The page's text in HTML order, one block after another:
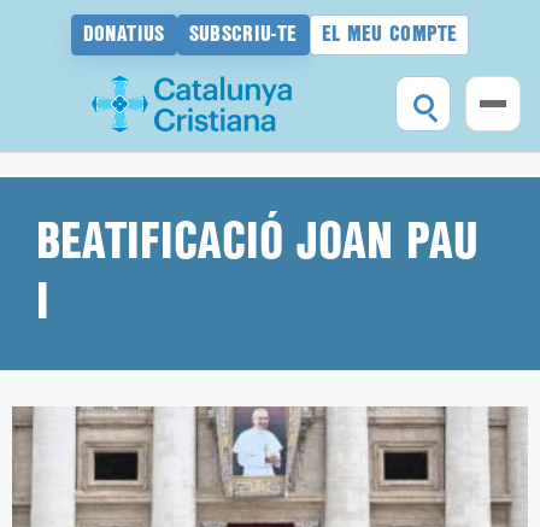
DONATIUS SUBSCRIU-TE EL MEU COMPTE
contingutBEATIFICACIÓ JOAN PAU